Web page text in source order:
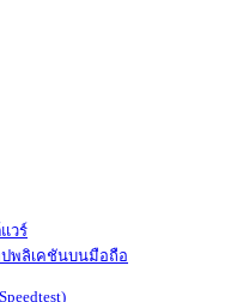
วร์
พลิเคชันบนมือถือ